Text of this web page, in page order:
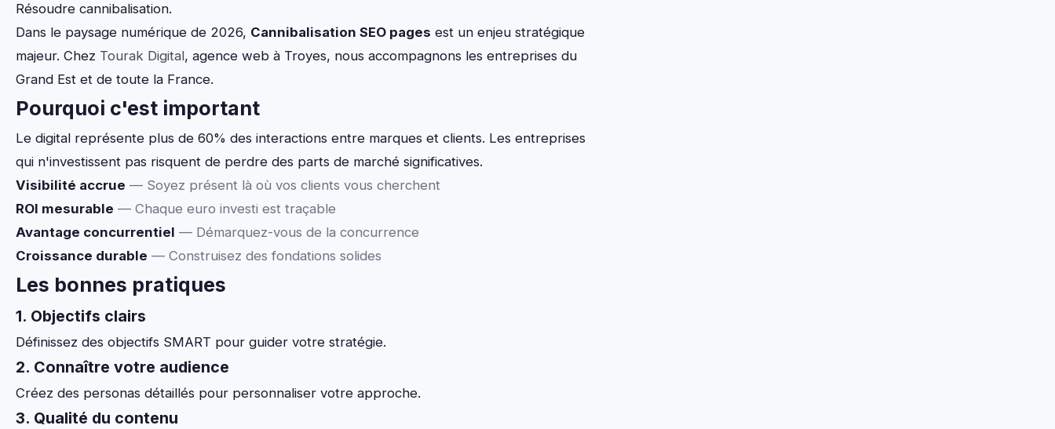
Résoudre cannibalisation.
Dans le paysage numérique de 2026, Cannibalisation SEO pages est un enjeu stratégique
majeur. Chez Tourak Digital, agence web à Troyes, nous accompagnons les entreprises du
Grand Est et de toute la France.
Pourquoi c'est important
Le digital représente plus de 60% des interactions entre marques et clients. Les entreprises
qui n'investissent pas risquent de perdre des parts de marché significatives.
Visibilité accrue — Soyez présent là où vos clients vous cherchent
ROI mesurable — Chaque euro investi est traçable
Avantage concurrentiel — Démarquez-vous de la concurrence
Croissance durable — Construisez des fondations solides
Les bonnes pratiques
1. Objectifs clairs
Définissez des objectifs SMART pour guider votre stratégie.
2. Connaître votre audience
Créez des personas détaillés pour personnaliser votre approche.
3. Qualité du contenu